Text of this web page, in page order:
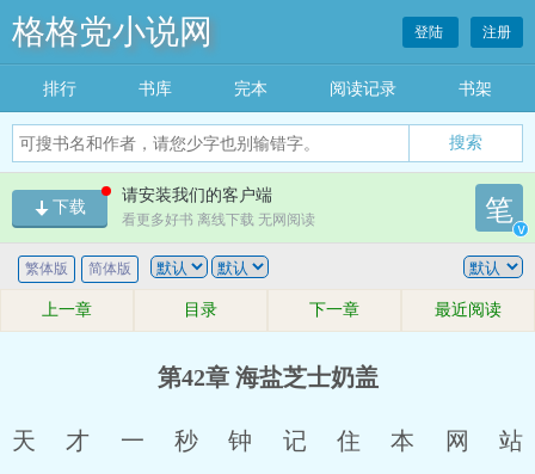
格格党小说网
搜索
登陆 注册
排行 书库 完本 阅读记录 书架
下载
请安装我们的客户端
看更多好书 离线下载 无网阅读 笔
v
繁体版 简体版
第42章 海盐芝士奶盖
上一章 目录 下一章 最近阅读
天才一秒钟记住本网站